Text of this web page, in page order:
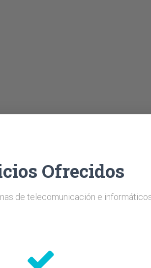
Ofrecidos
de telecomunicación e